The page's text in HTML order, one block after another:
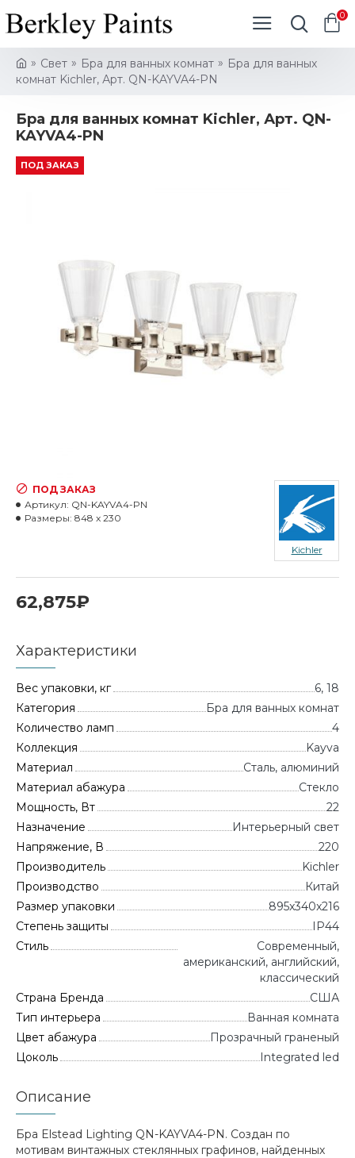
0
Свет Бра для ванных комнат
Бра для ванных
комнат Kichler, Арт. QN-KAYVA4-PN
Бра для ванных комнат Kichler, Арт. QN-
KAYVA4-PN
ПОД ЗАКАЗ
62,875₽
ПОД ЗАКАЗ
Артикул: QN-KAYVA4-PN
Размеры: 848 x 230
Kichler
Характеристики
Вес упаковки, кг
6, 18
Категория
Бра для ванных комнат
Количество ламп
4
Коллекция
Kayva
Материал
Сталь, алюминий
Материал абажура
Стекло
Мощность, Вт
22
Назначение
Интерьерный свет
Напряжение, В
220
Производитель
Kichler
Производство
Китай
Размер упаковки
895x340x216
Степень защиты
IP44
Стиль
Современный,
американский, английский,
классический
Страна Бренда
CША
Тип интерьера
Ванная комната
Цвет абажура
Прозрачный граненый
Цоколь
Integrated led
Описание
Бра Elstead Lighting QN-KAYVA4-PN. Создан по
мотивам винтажных стеклянных графинов, найденных